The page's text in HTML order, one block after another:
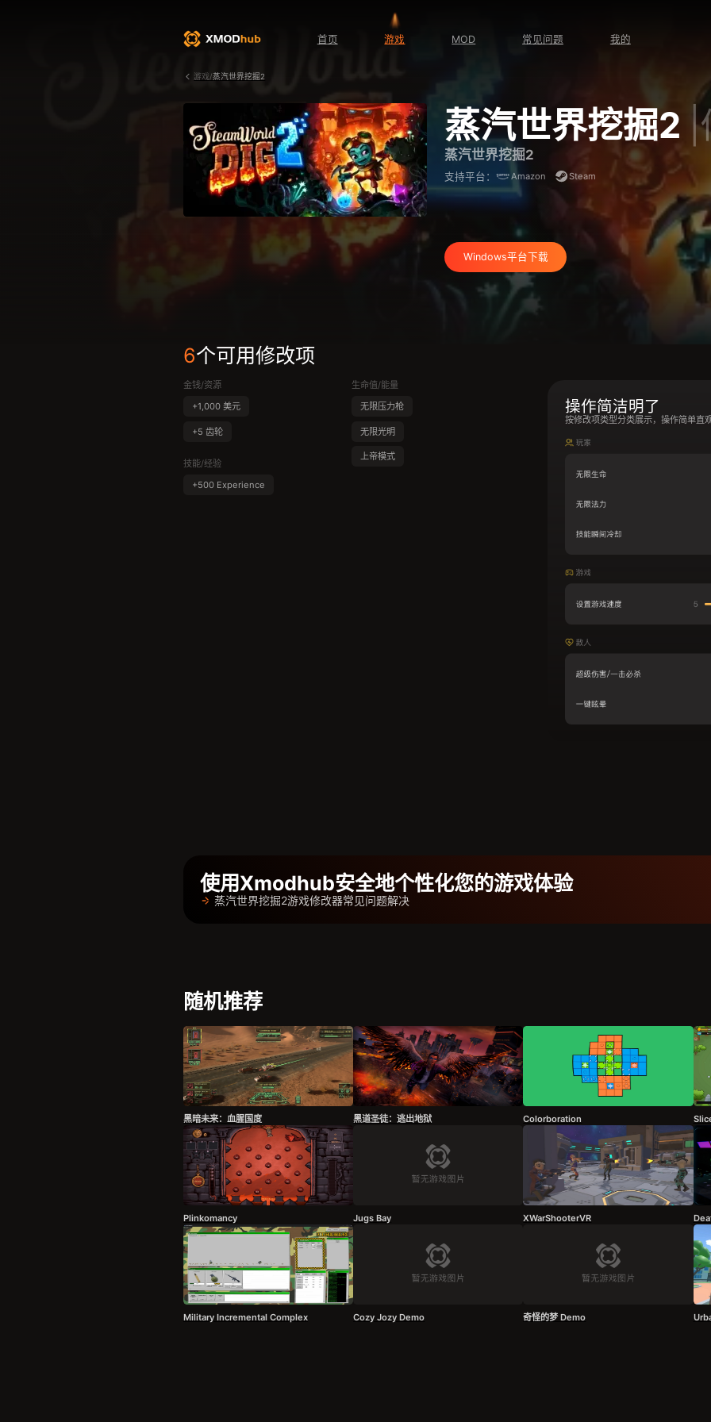
首页 游戏 MOD 常见问题 我的
游戏/蒸汽世界挖掘2
蒸汽世界挖掘2
蒸汽世界挖掘2
支持平台： Amazon Steam
Windows平台下载
6个可用修改项
金钱/资源
+1,000 美元
+5 齿轮
技能/经验
+500 Experience
生命值/能量
无限压力枪
无限光明
上帝模式
操作简洁明了
按修改项类型分类展示，操作简单直
使用Xmodhub安全地个性化您的游戏体验
蒸汽世界挖掘2游戏修改器常见问题解决
随机推荐
黑暗未来：血腥国度 黑道圣徒：逃出地狱 Colorboration
Plinkomancy Jugs Bay XWarShooterVR
Military Incremental Complex Cozy Jozy Demo 奇怪的梦 Demo